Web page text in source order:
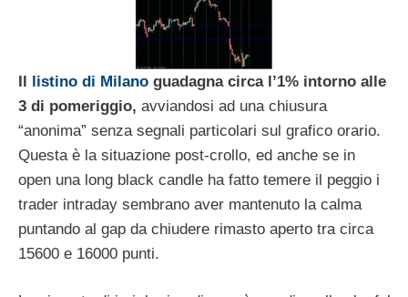
Il listino di Milano guadagna circa l’1% intorno alle
3 di pomeriggio, avviandosi ad una chiusura
“anonima” senza segnali particolari sul grafico orario.
Questa è la situazione post-crollo, ed anche se in
open una long black candle ha fatto temere il peggio i
trader intraday sembrano aver mantenuto la calma
puntando al gap da chiudere rimasto aperto tra circa
15600 e 16000 punti.